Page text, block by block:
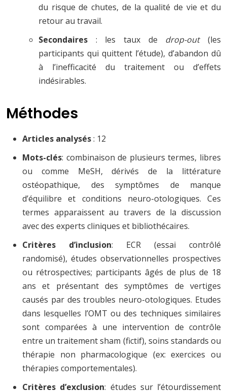
du risque de chutes, de la qualité de vie et du
retour au travail.
Secondaires : les taux de drop-out(les
participants qui quittent l’étude), d’abandon dû
à l’inefficacité du traitement ou d’effets
indésirables.
Méthodes
Articles analysés: 12
Mots-clés: combinaison de plusieurs termes, libres
ou comme MeSH, dérivés de la littérature
ostéopathique, des symptômes de manque
d’équilibre et conditions neuro-otologiques. Ces
termes apparaissent au travers de la discussion
avec des experts cliniques et bibliothécaires.
Critères d’inclusion: ECR (essai contrôlé
randomisé), études observationnelles prospectives
ou rétrospectives; participants âgés de plus de 18
ans et présentant des symptômes de vertiges
causés par des troubles neuro-otologiques. Etudes
dans lesquelles l’OMT ou des techniques similaires
sont comparées à une intervention de contrôle
entre un traitement sham (fictif), soins standards ou
thérapie non pharmacologique (ex: exercices ou
thérapies comportementales).
Critères d’exclusion: études sur l’étourdissement